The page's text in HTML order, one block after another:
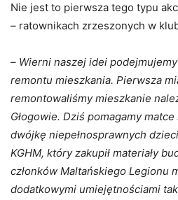
Nie jest to pierwsza tego typu
– ratownikach zrzeszonych w
– Wierni naszej idei
remontu mieszkania. Pierwsza
remontowaliśmy mieszkanie
Głogowie. Dziś pomagamy
dwójkę niepełnosprawnych
KGHM, który zakupił materiały
członków Maltańskiego Legionu
dodatkowymi umiejętnościami